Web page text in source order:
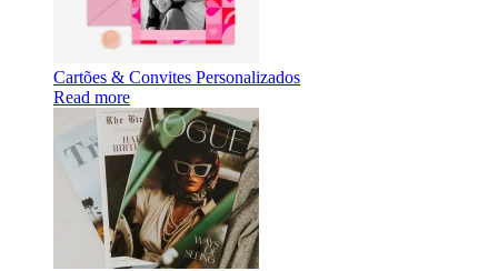
Cartões & Convites Personalizados
Read more